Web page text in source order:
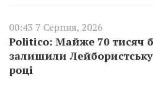
00:43 7 Серпня, 2026
Politico: Майже 70 тисяч
залишили
році